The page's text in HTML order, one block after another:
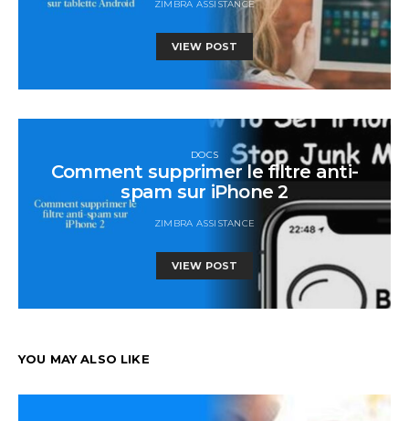
ZIMBRA ASSISTANCE
VIEW POST
DOCS
Comment supprimer le filtre anti-
spam sur iPhone 2
ZIMBRA ASSISTANCE
VIEW POST
YOU MAY ALSO LIKE